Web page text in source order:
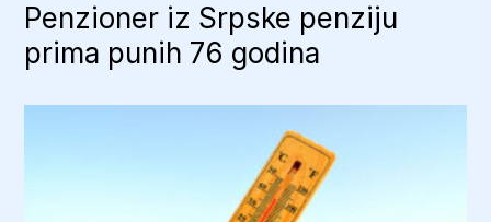
Penzioner iz Srpske penziju
prima punih 76 godina